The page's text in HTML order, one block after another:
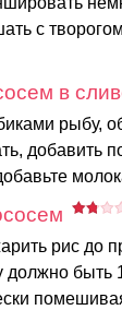
с
в
рыбу,
добавить
рис до
должно